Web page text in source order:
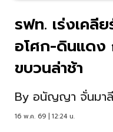
รฟท. เร่งเคลี
อโศก-ดินแดง
ขบวนล่าช้า
By อนัญญา จั่นมาลี
16 พ.ค. 69 | 12:24 น.